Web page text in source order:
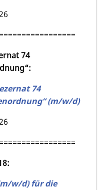
74
74
(m/w/d)
w/d) für die